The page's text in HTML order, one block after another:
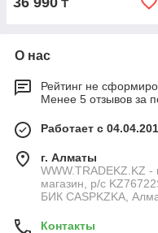
₸
О нас
Рейтинг не
Менее 5 отзывов за
Работает с
г. Алматы
WWW.TRADEKZ.KZ
магазин, р/с
БИК CASPKZKA,
Контакты